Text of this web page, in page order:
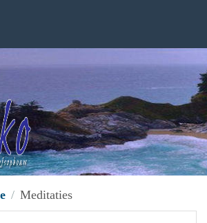
Meditaties